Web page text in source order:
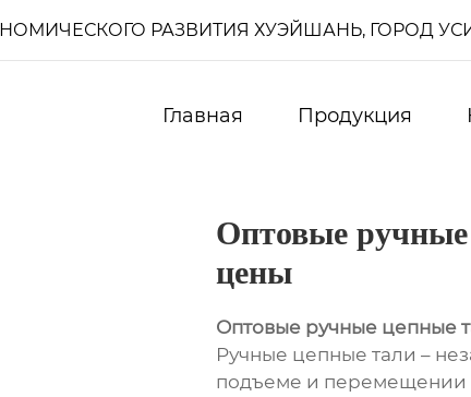
РАЗВИТИЯ ХУЭЙШАНЬ, ГОРОД
Главная Продукция
Оптовые
цены
Оптовые ручные цепные
Ручные цепные тали –
подъеме и перемещении